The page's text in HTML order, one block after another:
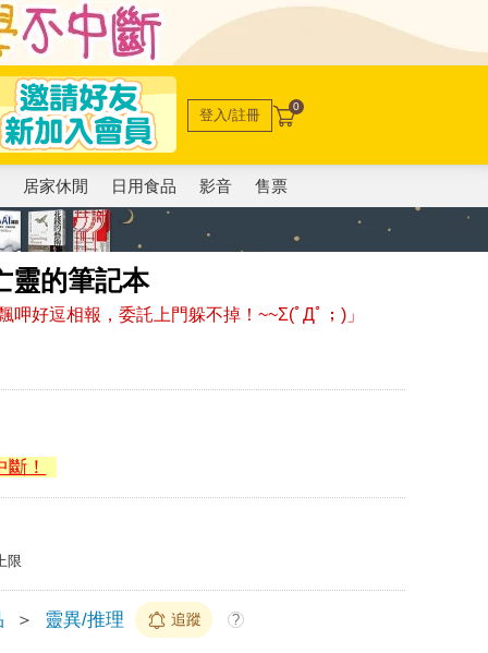
登入/註冊 0
居家休閒 日用食品 影音 售票
靈的筆記本
好逗相報，委託上門躲不掉！~~Σ(ﾟДﾟ；)」
！
限
＞ 靈異/推理 追蹤 ?